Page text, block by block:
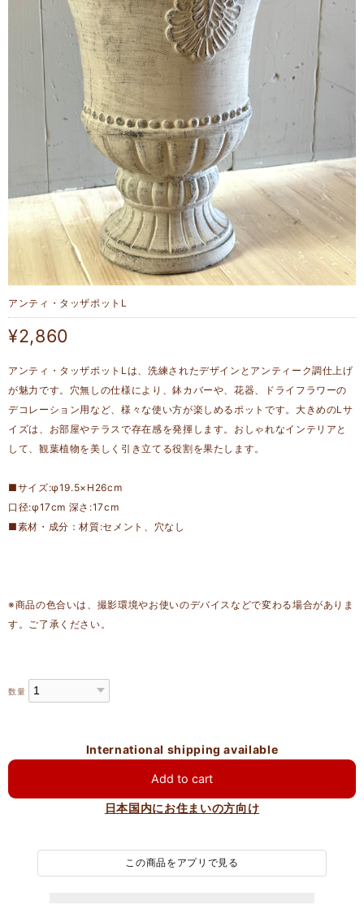
アンティ・タッザポットL
¥2,860
アンティ・タッザポットLは、洗練されたデザインとアンティーク調仕上げ
が魅力です。穴無しの仕様により、鉢カバーや、花器、ドライフラワーの
デコレーション用など、様々な使い方が楽しめるポットです。大きめのLサ
イズは、お部屋やテラスで存在感を発揮します。おしゃれなインテリアと
して、観葉植物を美しく引き立てる役割を果たします。
■サイズ:φ19.5×H26cm
口径:φ17cm 深さ:17cm
■素材・成分：材質:セメント、穴なし
※商品の色合いは、撮影環境やお使いのデバイスなどで変わる場合がありま
す。ご了承ください。
数量
International shipping available
Add to cart
日本国内にお住まいの方向け
この商品をアプリで見る